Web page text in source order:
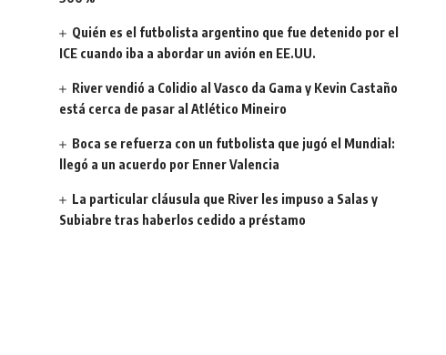
Quién es el futbolista argentino que fue detenido por el
ICE cuando iba a abordar un avión en EE.UU.
River vendió a Colidio al Vasco da Gama y Kevin Castaño
está cerca de pasar al Atlético Mineiro
Boca se refuerza con un futbolista que jugó el Mundial:
llegó a un acuerdo por Enner Valencia
La particular cláusula que River les impuso a Salas y
Subiabre tras haberlos cedido a préstamo